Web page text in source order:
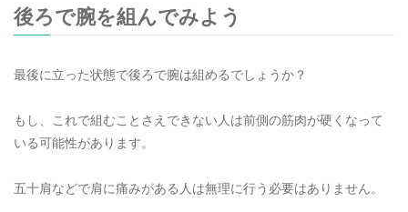
後ろで腕を組んでみよう
最後に立った状態で後ろで腕は組めるでしょうか？
もし、これで組むことさえできない人は前側の筋肉が硬くなって
いる可能性があります。
五十肩などで肩に痛みがある人は無理に行う必要はありません。